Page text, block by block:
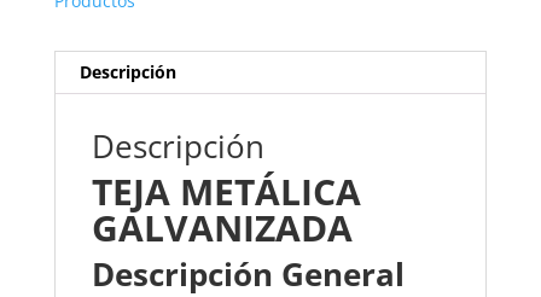
Descripción
Descripción
TEJA METÁLICA
GALVANIZADA
Descripción General